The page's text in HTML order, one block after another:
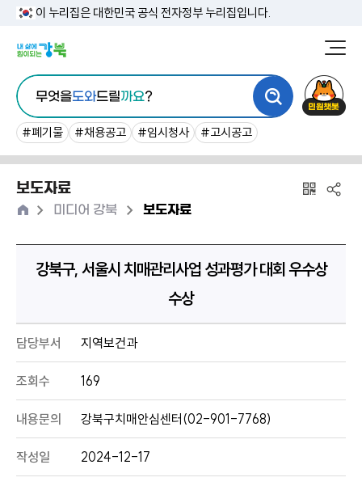
이 누리집은 대한민국 공식 전자정부 누리집입니다.
청
통
합
검
색
무엇을도와드릴까요?
#폐기물 #채용공고 #임시청사 #고시공고
원
보도자료
홈 >미디어 강북 >보도자료
강북구, 서울시 치매관리사업 성과평가 대회 우수상
수상
담당부서 지역보건과
조회수 169
내용문의 강북구치매안심센터(02-901-7768)
작성일 2024-12-17